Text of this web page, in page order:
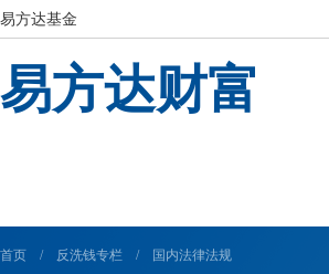
易方达基金
易方达财富
首页 / 反洗钱专栏 / 国内法律法规